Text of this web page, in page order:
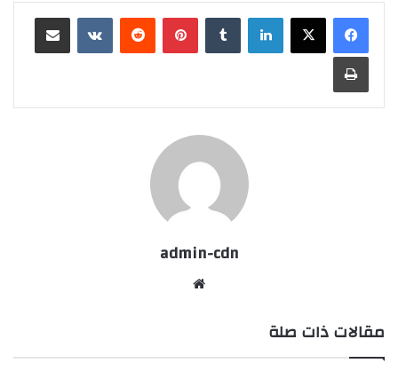
لينكدإن بينتيريست مشاركة عبر البريد
طباعة
admin-cdn
مقالات ذات صلة